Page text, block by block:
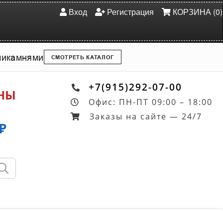
Вход Регистрация КОРЗИНА (0)
камнями СМОТРЕТЬ КАТАЛОГ
+7(915)292-07-00
Офис: ПН-ПТ 09:00 – 18:00
Заказы на сайте — 24/7